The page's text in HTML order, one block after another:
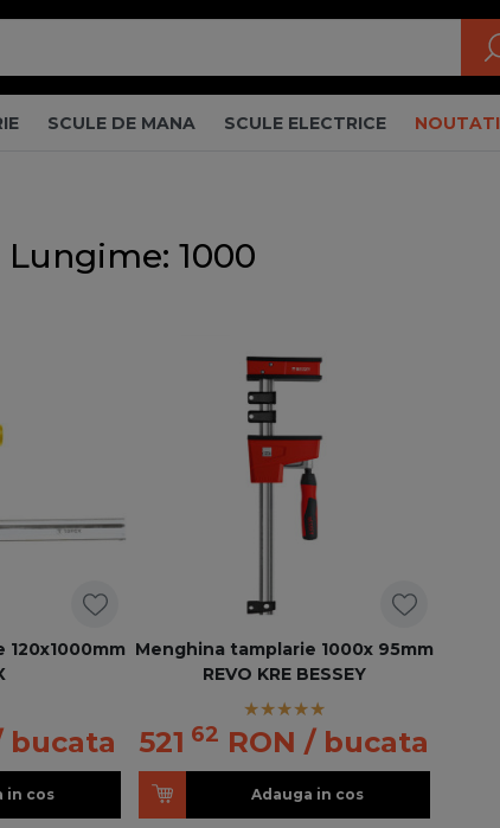
SCULE DE MANA SCULE ELECTRICE NOUTATI
1000
bucata
in cos
Menghina tamplarie 1000x 95mm
REVO KRE BESSEY
521 62 RON / bucata
Adauga in cos